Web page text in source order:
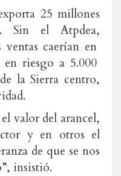
25 millones
Sin el Atpdea,
ventas caerían en
riesgo a 5.000
la Sierra centro,
valor del arancel,
y en otros el
de que se nos
insistió.